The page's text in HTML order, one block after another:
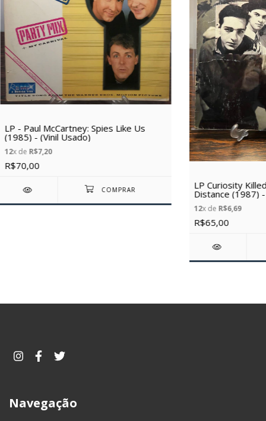
LP - Paul McCartney: Spies Like Us
(1985) - (Vinil Usado)
12x de R$7,20
R$70,00
LP Curiosity
Distance (1987)
12x de R$6,69
R$65,00
Navegação